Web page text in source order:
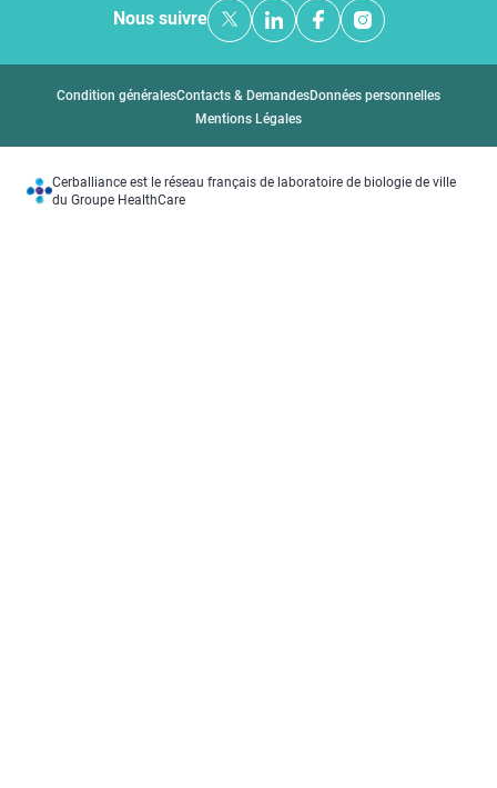
Nous suivre
Condition généralesContacts & DemandesDonnées personnelles
Mentions Légales
Cerballiance est le réseau français de laboratoire de biologie de ville
du Groupe HealthCare